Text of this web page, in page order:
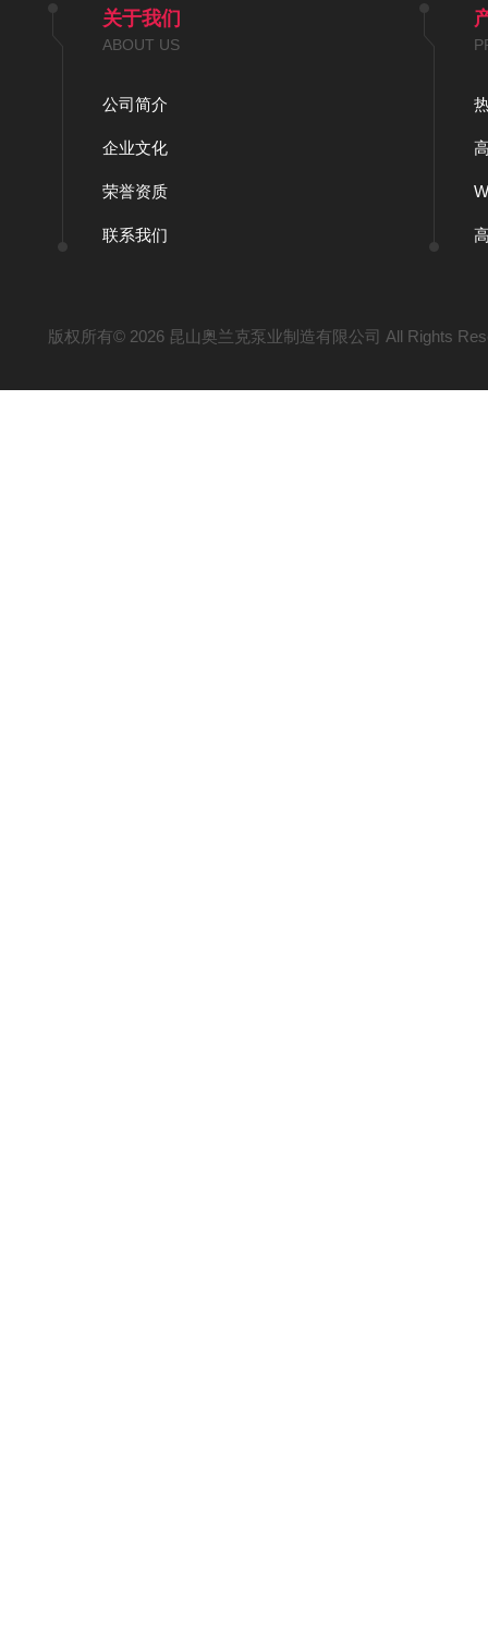
关于我们
ABOUT US
公司简介
企业文化
荣誉资质
联系我们
版权所有© 2026 昆山奥兰克泵业制造有限公司 All Rights